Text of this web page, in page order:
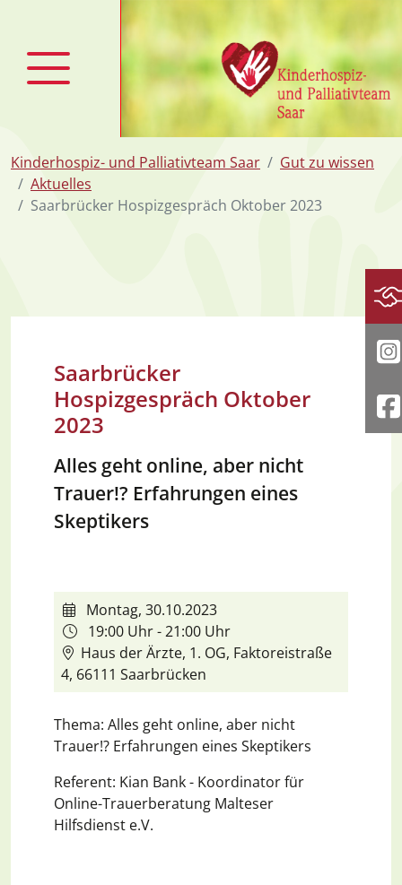
Kinderhospiz- und Palliativteam Saar
Gut zu wissen
Aktuelles
Saarbrücker Hospizgespräch Oktober 2023
Saarbrücker
Hospizgespräch Oktober
2023
Alles geht online, aber nicht
Trauer!? Erfahrungen eines
Skeptikers
Montag, 30.10.2023
19:00 Uhr - 21:00 Uhr
Haus der Ärzte, 1. OG, Faktoreistraße
4, 66111 Saarbrücken
Thema: Alles geht online, aber nicht
Trauer!? Erfahrungen eines Skeptikers
Referent: Kian Bank - Koordinator für
Online-Trauerberatung Malteser
Hilfsdienst e.V.